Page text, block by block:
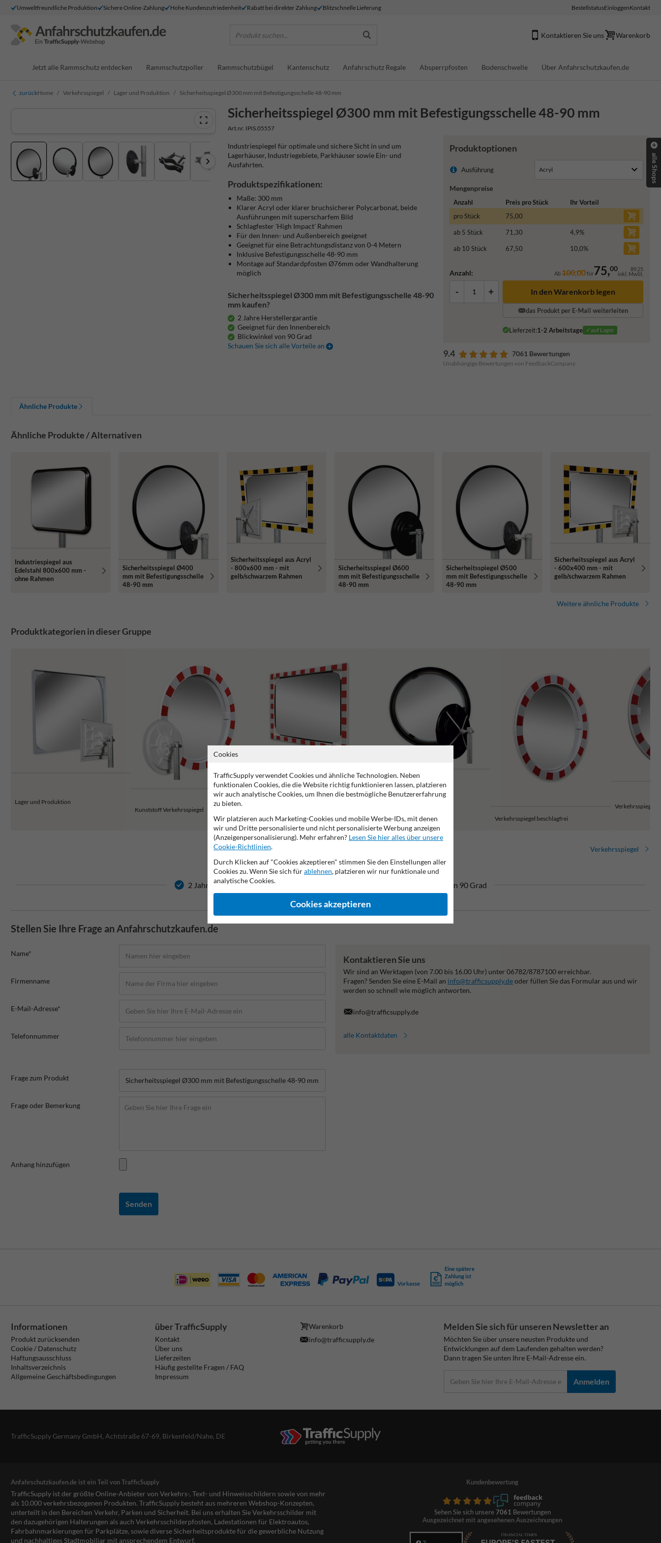
Umweltfreundliche Produktion Sichere Online-Zahlung Hohe Kundenzufriedenheit Rabatt bei direkter Zahlung Blitzschnelle Lieferung BestellstatusEinloggenKontakt
Produkt suchen... Kontaktieren Sie uns Warenkorb
Jetzt alle Rammschutz entdecken Rammschutzpoller Rammschutzbügel Kantenschutz Anfahrschutz Regale Absperrpfosten Bodenschwelle Über Anfahrschutzkaufen.de
zurückHome Verkehrsspiegel Lager und Produktion Sicherheitsspiegel Ø300 mm mit Befestigungsschelle 48-90 mm
Sicherheitsspiegel Ø300 mm mit Befestigungsschelle 48-90 mm
Art.nr. IPIS.05557
Produktoptionen
Ausführung
Mengenpreise
Anzahl Preis pro Stück
Ihr Vorteil
pro Stück
75,00
ab 5 Stück 71,30 4,9%
ab 10 Stück 67,50 10,0%
Anzahl: Ab100,00für75,00 89,25
inkl. MwSt.
- + In den Warenkorb legen
das Produkt per E-Mail weiterleiten
Lieferzeit:1-2 Arbeitstage ✓auf Lager
9.4 7061 Bewertungen
Unabhängige Bewertungen von FeedbackCompany
Industriespiegel für optimale und sichere Sicht in und um
Lagerhäuser, Industriegebiete, Parkhäuser sowie Ein- und
Ausfahrten.
Produktspezifikationen:
Maße: 300 mm
Klarer Acryl oder klarer bruchsicherer Polycarbonat, beide
Ausführungen mit superscharfem Bild
Schlagfester 'High Impact' Rahmen
Für den Innen- und Außenbereich geeignet
Geeignet für eine Betrachtungsdistanz von 0-4 Metern
Inklusive Befestigungsschelle 48-90 mm
Montage auf Standardpfosten Ø76mm oder Wandhalterung
möglich
Sicherheitsspiegel Ø300 mm mit Befestigungsschelle 48-90
mm kaufen?
2 Jahre Herstellergarantie
Geeignet für den Innenbereich
Blickwinkel von 90 Grad
Schauen Sie sich alle Vorteile an
Ähnliche Produkte
Ähnliche Produkte / Alternativen
Industriespiegel aus
Edelstahl 800x600 mm -
ohne Rahmen
Sicherheitsspiegel Ø400
mm mit Befestigungsschelle
48-90 mm
Sicherheitsspiegel aus Acryl
- 800x600 mm - mit
gelb/schwarzem Rahmen
Sicherheitsspiegel Ø600
mm mit Befestigungsschelle
48-90 mm
Sicherheitsspiegel Ø500
mm mit Befestigungsschelle
48-90 mm
Sicherheitsspiegel aus Acryl
- 600x400 mm - mit
gelb/schwarzem Rahmen
Weitere ähnliche Produkte
Produktkategorien in dieser Gruppe
Lager und Produktion
Kunststoff Verkehrsspiegel
Verkehrsspiegel Edelstahl
Verkehrsspiegel beschlagfrei
Verkehrsspiegel
Verkehrsspiegel
2 Jahre Herstellergarantie Blickwinkel von 90 Grad
Stellen Sie Ihre Frage an Anfahrschutzkaufen.de
Name*
Firmenname
E-Mail-Adresse*
Telefonnummer
Frage zum Produkt
Frage oder Bemerkung
Anhang hinzufügen
Senden
Kontaktieren Sie uns
Wir sind an Werktagen (von 7.00 bis 16.00 Uhr) unter 06782/8787100 erreichbar.
Fragen? Senden Sie eine E-Mail an info@trafficsupply.deoder füllen Sie das Formular aus und wir
werden so schnell wie möglich antworten.
info@trafficsupply.de
alle Kontaktdaten
Vorkasse
Eine spätere
Zahlung ist
möglich
Informationen
Produkt zurücksenden
Cookie / Datenschutz
Haftungsausschluss
Inhaltsverzeichnis
Allgemeine Geschäftsbedingungen
über TrafficSupply
Kontakt
Über uns
Lieferzeiten
Häufig gestellte Fragen / FAQ
Impressum
Warenkorb
info@trafficsupply.de
Melden Sie sich für unseren Newsletter an
Möchten Sie über unsere neusten Produkte und
Entwicklungen auf dem Laufenden gehalten werden?
Dann tragen Sie unten Ihre E-Mail-Adresse ein.
Anmelden
TrafficSupply Germany GmbH, Achtstraße 67-69, Birkenfeld/Nahe, DE
Anfahrschutzkaufen.de ist ein Teil von TrafficSupply
TrafficSupply ist der größte Online-Anbieter von Verkehrs-, Text- und Hinweisschildern sowie von mehr
als 10.000 verkehrsbezogenen Produkten. TrafficSupply besteht aus mehreren Webshop-Konzepten,
unterteilt in den Bereichen Verkehr, Parken und Sicherheit. Bei uns erhalten Sie Verkehrsschilder mit
den dazugehörigen Halterungen als auch Verkehrsschilderpfosten, Ladestationen für Elektroautos,
Fahrbahnmarkierungen für Parkplätze, sowie diverse Sicherheitsprodukte für die gewerbliche Nutzung
und nachhaltiges Stadtmobiliar mit ansprechendem Entwurf.
Kundenbewertung
Sehen Sie sich unsere 7061 Bewertungen
Ausgezeichnet mit angesehenen Auszeichnungen
alle Shops
Cookies
TrafficSupply verwendet Cookies und ähnliche Technologien. Neben
funktionalen Cookies, die die Website richtig funktionieren lassen, platzieren
wir auch analytische Cookies, um Ihnen die bestmögliche Benutzererfahrung
zu bieten.
Wir platzieren auch Marketing-Cookies und mobile Werbe-IDs, mit denen
wir und Dritte personalisierte und nicht personalisierte Werbung anzeigen
(Anzeigenpersonalisierung). Mehr erfahren? Lesen Sie hier alles über unsere
Cookie-Richtlinien.
Durch Klicken auf "Cookies akzeptieren" stimmen Sie den Einstellungen aller
Cookies zu. Wenn Sie sich fürablehnen, platzieren wir nur funktionale und
analytische Cookies.
Cookies akzeptieren